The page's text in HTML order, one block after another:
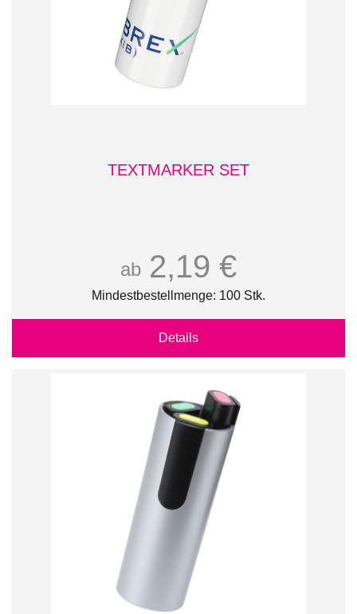
TEXTMARKER SET
ab 2,19 €
Mindestbestellmenge: 100 Stk.
Details